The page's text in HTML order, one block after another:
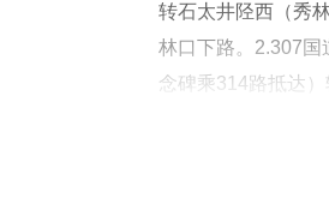
转石太井陉西（秀
林口下路。2.307国
念碑乘314路抵达